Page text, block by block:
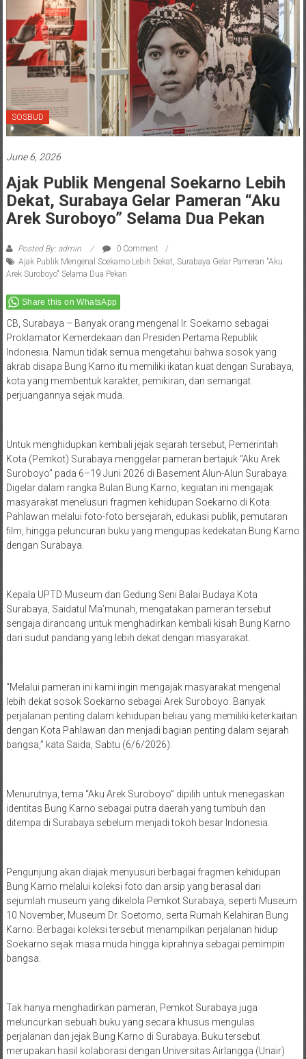
SOSBUD
June 6, 2026
Ajak Publik Mengenal Soekarno Lebih
Dekat, Surabaya Gelar Pameran “Aku
Arek Suroboyo” Selama Dua Pekan
Posted By: admin
0 Comment
Ajak Publik Mengenal Soekarno Lebih Dekat, Surabaya Gelar Pameran "Aku
Arek Suroboyo" Selama Dua Pekan
Share this on WhatsApp
CB, Surabaya – Banyak orang mengenal Ir. Soekarno sebagai
Proklamator Kemerdekaan dan Presiden Pertama Republik
Indonesia. Namun tidak semua mengetahui bahwa sosok yang
akrab disapa Bung Karno itu memiliki ikatan kuat dengan Surabaya,
kota yang membentuk karakter, pemikiran, dan semangat
perjuangannya sejak muda.
Untuk menghidupkan kembali jejak sejarah tersebut, Pemerintah
Kota (Pemkot) Surabaya menggelar pameran bertajuk “Aku Arek
Suroboyo” pada 6–19 Juni 2026 di Basement Alun-Alun Surabaya.
Digelar dalam rangka Bulan Bung Karno, kegiatan ini mengajak
masyarakat menelusuri fragmen kehidupan Soekarno di Kota
Pahlawan melalui foto-foto bersejarah, edukasi publik, pemutaran
film, hingga peluncuran buku yang mengupas kedekatan Bung Karno
dengan Surabaya.
Kepala UPTD Museum dan Gedung Seni Balai Budaya Kota
Surabaya, Saidatul Ma’munah, mengatakan pameran tersebut
sengaja dirancang untuk menghadirkan kembali kisah Bung Karno
dari sudut pandang yang lebih dekat dengan masyarakat.
“Melalui pameran ini kami ingin mengajak masyarakat mengenal
lebih dekat sosok Soekarno sebagai Arek Suroboyo. Banyak
perjalanan penting dalam kehidupan beliau yang memiliki keterkaitan
dengan Kota Pahlawan dan menjadi bagian penting dalam sejarah
bangsa,” kata Saida, Sabtu (6/6/2026).
Menurutnya, tema “Aku Arek Suroboyo” dipilih untuk menegaskan
identitas Bung Karno sebagai putra daerah yang tumbuh dan
ditempa di Surabaya sebelum menjadi tokoh besar Indonesia.
Pengunjung akan diajak menyusuri berbagai fragmen kehidupan
Bung Karno melalui koleksi foto dan arsip yang berasal dari
sejumlah museum yang dikelola Pemkot Surabaya, seperti Museum
10 November, Museum Dr. Soetomo, serta Rumah Kelahiran Bung
Karno. Berbagai koleksi tersebut menampilkan perjalanan hidup
Soekarno sejak masa muda hingga kiprahnya sebagai pemimpin
bangsa.
Tak hanya menghadirkan pameran, Pemkot Surabaya juga
meluncurkan sebuah buku yang secara khusus mengulas
perjalanan dan jejak Bung Karno di Surabaya. Buku tersebut
merupakan hasil kolaborasi dengan Universitas Airlangga (Unair)